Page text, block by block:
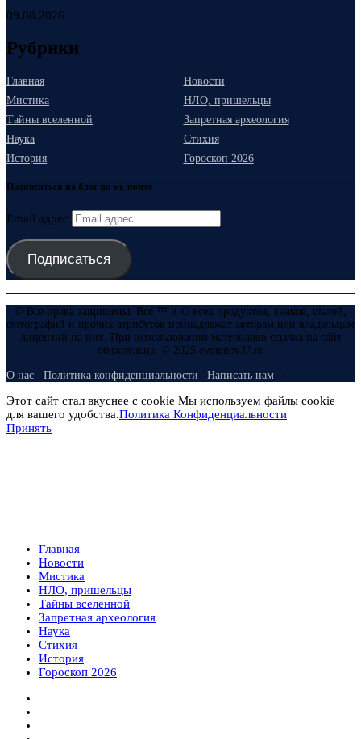
09.08.2026
Рубрики
Главная
Новости
Мистика
НЛО, пришельцы
Тайны вселенной
Запретная археология
Наука
Стихия
История
Гороскоп 2026
Подписаться на блог по эл. почте
Email адрес
Подписаться
© Все права защищены. Все ™ и © всех продуктов, знаков, статей,
фотографий и прочих атрибутов принадлежат авторам или владельцам
лицензий на них. При использовании материалов ссылка на сайт
обязательна. © 2025 evmenov37.ru
О нас Политика конфиденциальности Написать нам
Этот сайт стал вкуснее с cookie Мы используем файлы cookie
для вашего удобства.Политика Конфиденциальности
Принять
Главная
Новости
Мистика
НЛО, пришельцы
Тайны вселенной
Запретная археология
Наука
Стихия
История
Гороскоп 2026